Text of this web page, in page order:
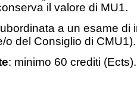
il valore di MU1.
a un esame di
o del Consiglio di CMU1).
: minimo 60 crediti (Ects).